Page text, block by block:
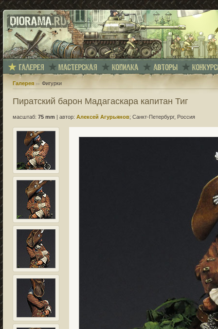
Галерея Фигурки
Пиратский барон Мадагаскара капитан Тиг
масштаб: 75 mm автор: Алексей Агурьянов; Санкт-Петербург, Россия